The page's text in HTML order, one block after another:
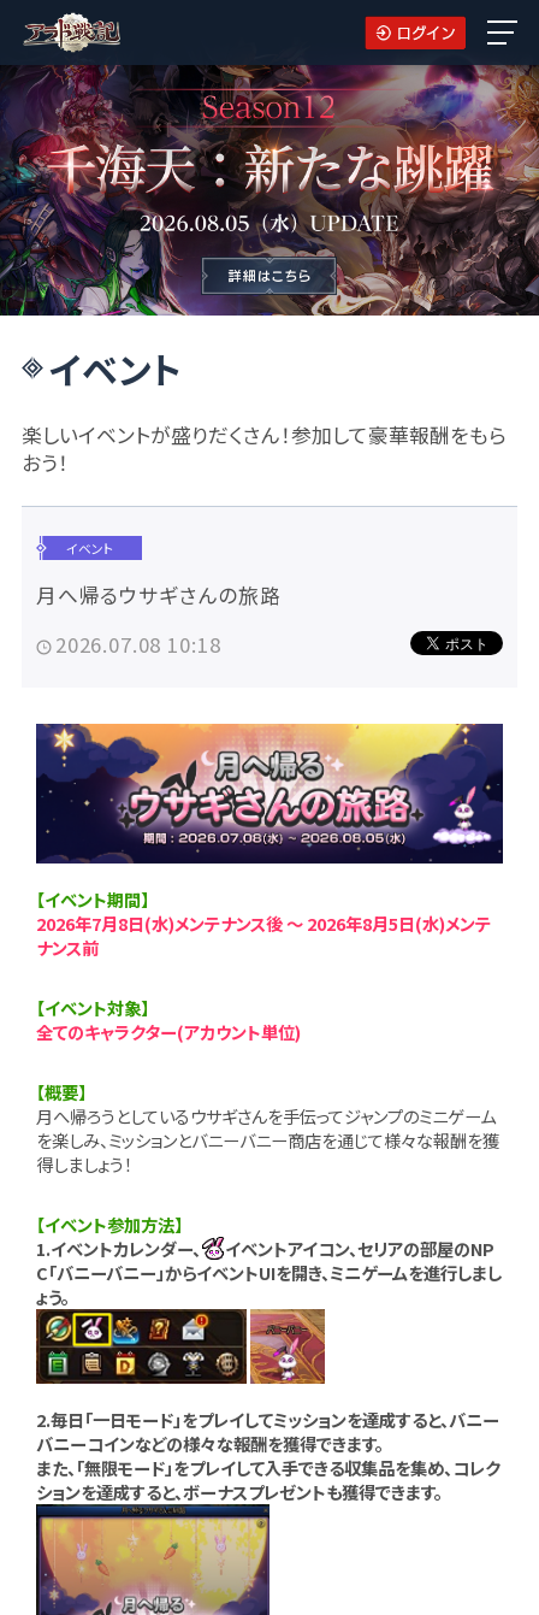
イベント
楽しいイベントが盛りだくさん！参加して豪華報酬をもら
おう！
イベント
月へ帰るウサギさんの旅路
2026.07.08 10:18
【イベント期間】
2026年7月8日(水)メンテナンス後 ～ 2026年8月5日(水)メンテ
ナンス前
【イベント対象】
全てのキャラクター(アカウント単位)
【概要】
月へ帰ろうとしているウサギさんを手伝ってジャンプのミニゲーム
を楽しみ、ミッションとバニーバニー商店を通じて様々な報酬を獲
得しましょう！
【イベント参加方法】
1.イベントカレンダー、
イベントアイコン、セリアの部屋のNP
C「バニーバニー」からイベントUIを開き、ミニゲームを進行しまし
ょう。
2.毎日「一日モード」をプレイしてミッションを達成すると、バニー
バニーコインなどの様々な報酬を獲得できます。
また、「無限モード」をプレイして入手できる収集品を集め、コレク
ションを達成すると、ボーナスプレゼントも獲得できます。